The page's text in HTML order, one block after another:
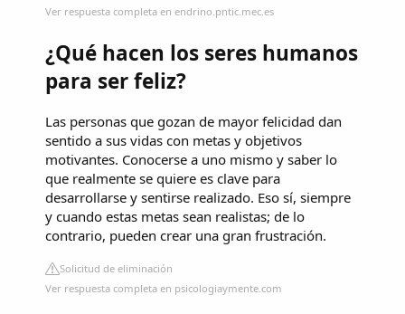
Ver respuesta completa en endrino.pntic.mec.es
¿Qué hacen los seres humanos
para ser feliz?
Las personas que gozan de mayor felicidad dan
sentido a sus vidas con metas y objetivos
motivantes. Conocerse a uno mismo y saber lo
que realmente se quiere es clave para
desarrollarse y sentirse realizado. Eso sí, siempre
y cuando estas metas sean realistas; de lo
contrario, pueden crear una gran frustración.
Solicitud de eliminación
Ver respuesta completa en psicologiaymente.com